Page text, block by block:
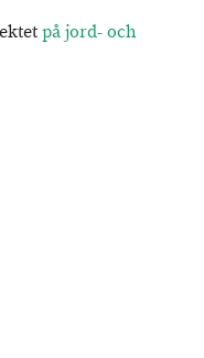
på jord- och